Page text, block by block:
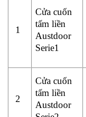
1
Cửa cuốn
tấm liền
Austdoor
Serie1
2
Cửa cuốn
tấm liền
Austdoor